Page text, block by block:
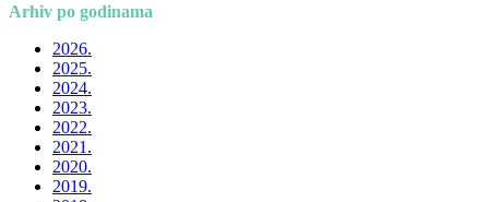
Arhiv po godinama
2026.
2025.
2024.
2023.
2022.
2021.
2020.
2019.